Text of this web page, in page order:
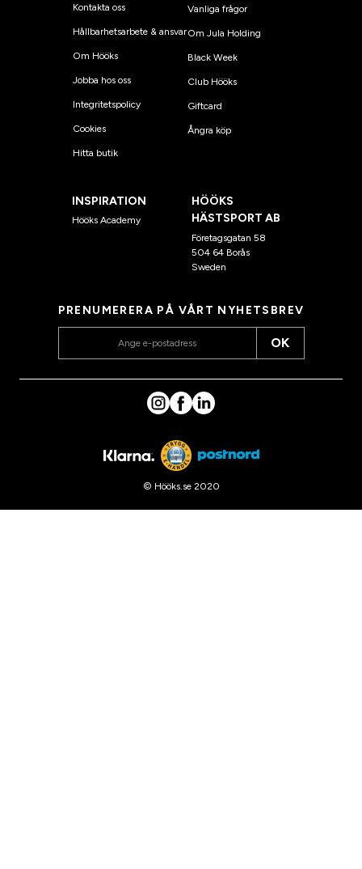
Kontakta oss
Hållbarhetsarbete & ansvar
Om Hööks
Jobba hos oss
Integritetspolicy
Cookies
Hitta butik
Vanliga frågor
Om Jula Holding
Black Week
Club Hööks
Giftcard
Ångra köp
INSPIRATION
Hööks Academy
HÖÖKS
HÄSTSPORT AB
Företagsgatan 58
504 64 Borås
Sweden
PRENUMERERA PÅ VÅRT NYHETSBREV
OK
© Hööks.se 2020